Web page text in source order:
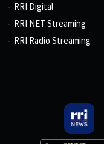
RRI Digital
RRI NET Streaming
RRI Radio Streaming